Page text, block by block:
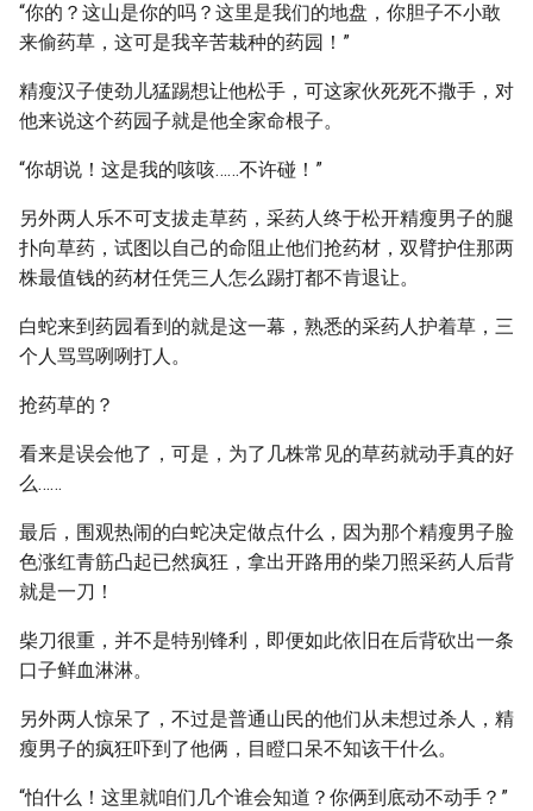
“你的？这山是你的吗？这里是我们的地盘，你胆子不小敢
来偷药草，这可是我辛苦栽种的药园！”
精瘦汉子使劲儿猛踢想让他松手，可这家伙死死不撒手，对
他来说这个药园子就是他全家命根子。
“你胡说！这是我的咳咳……不许碰！”
另外两人乐不可支拔走草药，采药人终于松开精瘦男子的腿
扑向草药，试图以自己的命阻止他们抢药材，双臂护住那两
株最值钱的药材任凭三人怎么踢打都不肯退让。
白蛇来到药园看到的就是这一幕，熟悉的采药人护着草，三
个人骂骂咧咧打人。
抢药草的？
看来是误会他了，可是，为了几株常见的草药就动手真的好
么……
最后，围观热闹的白蛇决定做点什么，因为那个精瘦男子脸
色涨红青筋凸起已然疯狂，拿出开路用的柴刀照采药人后背
就是一刀！
柴刀很重，并不是特别锋利，即便如此依旧在后背砍出一条
口子鲜血淋淋。
另外两人惊呆了，不过是普通山民的他们从未想过杀人，精
瘦男子的疯狂吓到了他俩，目瞪口呆不知该干什么。
“怕什么！这里就咱们几个谁会知道？你俩到底动不动手？”